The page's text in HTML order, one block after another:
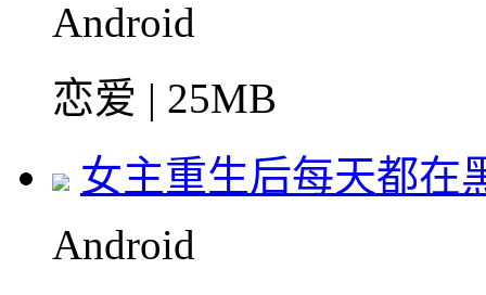
Android
恋爱 | 25MB
女主重生后每天都在
Android